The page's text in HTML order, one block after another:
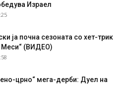
Израел
ја почна сезоната со хет-трик
Меси“ (ВИДЕО)
црно“ мега-дерби: Дуел на